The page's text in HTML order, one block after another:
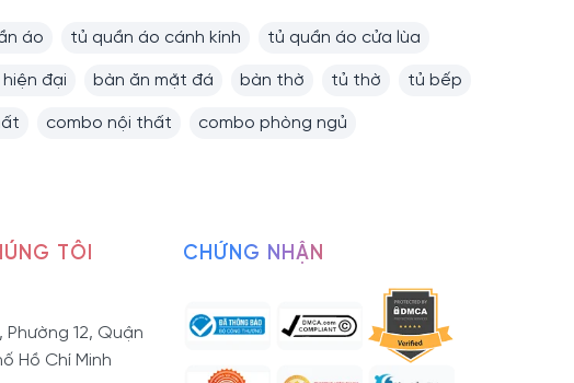
áo tủ quần áo cánh kính tủ quần áo cửa lùa
đại bàn ăn mặt đá bàn thờ tủ thờ tủ bếp
combo nội thất combo phòng ngủ
TÔI
Phường 12, Quận
Hồ Chí Minh
CHỨNG NHẬN